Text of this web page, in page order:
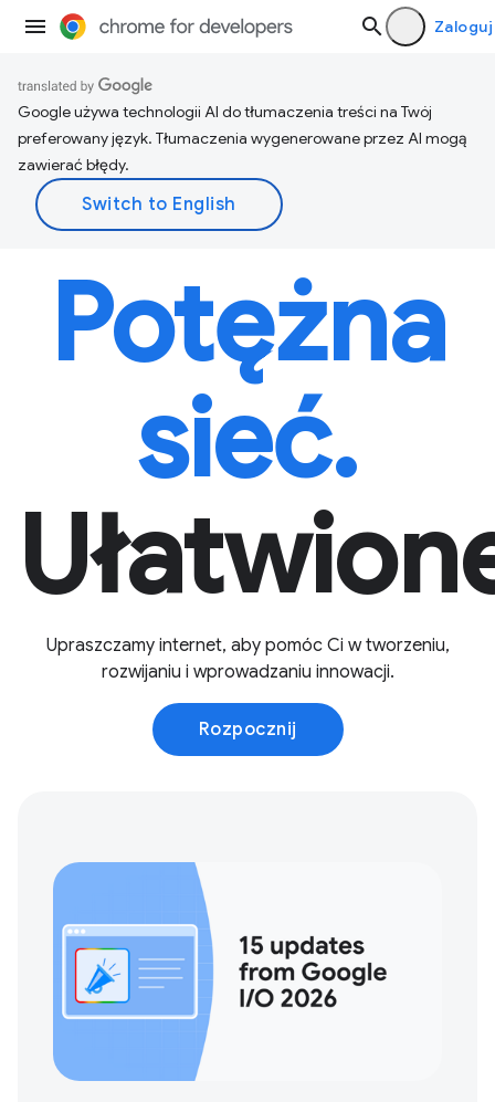
Google używa technologii AI do tłumaczenia treści na Twój
preferowany język. Tłumaczenia wygenerowane przez AI mogą
zawierać błędy.
Potężna
sieć.
Upraszczamy internet, aby pomóc Ci w tworzeniu,
rozwijaniu i wprowadzaniu innowacji.
Rozpocznij